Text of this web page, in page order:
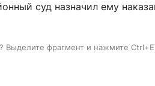
суд назначил ему
Выделите фрагмент и нажмите